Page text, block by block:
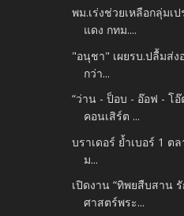
พม.เร่งช่วยเหลือกลุ่ม
แดง กทม....
"อนุชา" เผยรบ.ปลื้มส่
กว่า...
“ว่าน - ป็อบ - อ๊อฟ - โ
คอนเสิร์ต ...
บราเดอร์ ย้ำเบอร์ 1 ต
ม...
เปิดงาน “ทิพยสืบสาน
ศาสตร์พระ...